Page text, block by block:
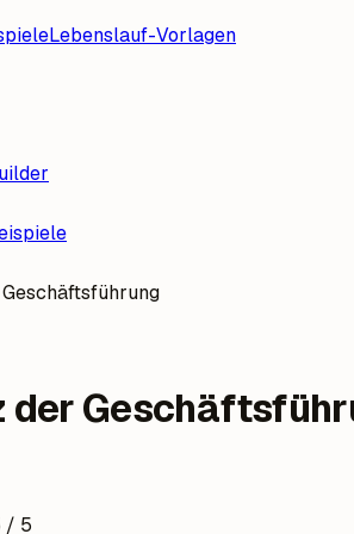
Lebenslauf-Vorlagen
der
/ 5